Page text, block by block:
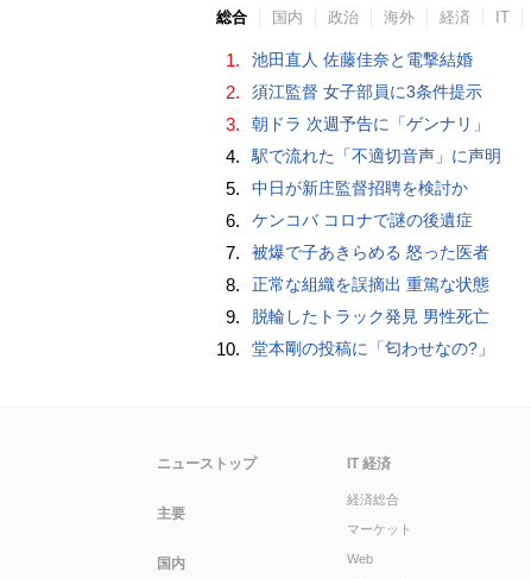
総合 国内 政治 海外 経済 IT
1. 池田直人 佐藤佳奈と電撃結婚
2. 須江監督 女子部員に3条件提示
3. 朝ドラ 次週予告に「ゲンナリ」
4. 駅で流れた「不適切音声」に声明
5. 中日が新庄監督招聘を検討か
6. ケンコバ コロナで謎の後遺症
7. 被爆で子あきらめる 怒った医者
8. 正常な組織を誤摘出 重篤な状態
9. 脱輪したトラック発見 男性死亡
10. 堂本剛の投稿に「匂わせなの?」
ニューストップ
主要
国内
IT 経済
経済総合
マーケット
Web